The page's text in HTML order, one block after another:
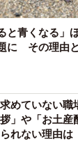
と青くなる
に その理由
めていない職
」や「お土
れない理由は